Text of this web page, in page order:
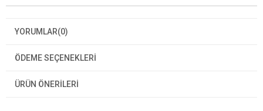
YORUMLAR(0)
ÖDEME SEÇENEKLERI
ÜRÜN ÖNERILERI